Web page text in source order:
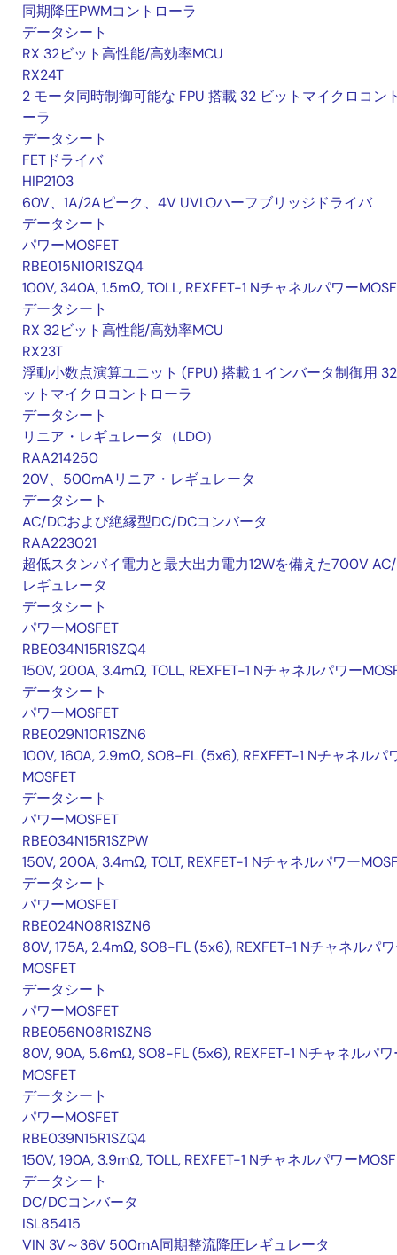
同期降圧PWMコントローラ
データシート
RX 32ビット高性能/高効率MCU
RX24T
2 モータ同時制御可能な FPU 搭載 32 ビットマイクロコン
ーラ
データシート
FETドライバ
HIP2103
60V、1A/2Aピーク、4V UVLOハーフブリッジドライバ
データシート
パワーMOSFET
RBE015N10R1SZQ4
100V, 340A, 1.5mΩ, TOLL, REXFET-1 Nチャネルパワー
データシート
RX 32ビット高性能/高効率MCU
RX23T
浮動小数点演算ユニット (FPU) 搭載１インバータ制御用
ットマイクロコントローラ
データシート
リニア・レギュレータ（LDO）
RAA214250
20V、500mAリニア・レギュレータ
データシート
AC/DCおよび絶縁型DC/DCコンバータ
RAA223021
超低スタンバイ電力と最大出力電力12Wを備えた700V
レギュレータ
データシート
パワーMOSFET
RBE034N15R1SZQ4
150V, 200A, 3.4mΩ, TOLL, REXFET-1 Nチャネルパワー
データシート
パワーMOSFET
RBE029N10R1SZN6
100V, 160A, 2.9mΩ, SO8-FL (5x6), REXFET-1 Nチャネルパ
MOSFET
データシート
パワーMOSFET
RBE034N15R1SZPW
150V, 200A, 3.4mΩ, TOLT, REXFET-1 Nチャネルパワー
データシート
パワーMOSFET
RBE024N08R1SZN6
80V, 175A, 2.4mΩ, SO8-FL (5x6), REXFET-1 Nチャネルパ
MOSFET
データシート
パワーMOSFET
RBE056N08R1SZN6
80V, 90A, 5.6mΩ, SO8-FL (5x6), REXFET-1 Nチャネルパワ
MOSFET
データシート
パワーMOSFET
RBE039N15R1SZQ4
150V, 190A, 3.9mΩ, TOLL, REXFET-1 Nチャネルパワー
データシート
DC/DCコンバータ
ISL85415
VIN 3V～36V 500mA同期整流降圧レギュレータ